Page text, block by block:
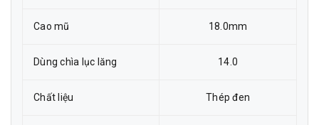
Cao mũ 18.0mm
Dùng chìa lục lăng 14.0
Chất liệu Thép đen